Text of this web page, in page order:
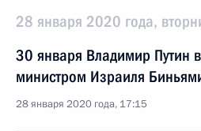
28 января 2020 года,
30 января Владимир Путин
министром Израиля
28 января 2020 года, 17:15